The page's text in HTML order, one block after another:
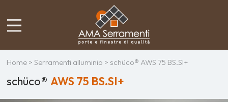
Home >Serramenti alluminio > schüco® AWS 75 BS.SI+
schüco®AWS 75 BS.SI+